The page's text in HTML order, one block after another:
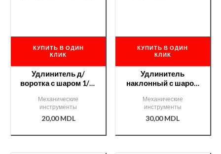
КУПИТЬ В ОДИН
КЛИК
Удлинитель д/
воротка с шаром 1/4″
Механические
инструменты
20,00MDL
КУПИТЬ В ОДИН
КЛИК
Удлинитель
наклонный с шаром
Механические
инструменты
30,00MDL